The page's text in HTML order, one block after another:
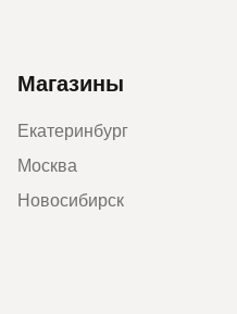
Магазины
Екатеринбург
Москва
Новосибирск